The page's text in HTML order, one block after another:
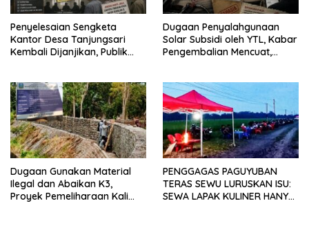
Penyelesaian Sengketa
Kantor Desa Tanjungsari
Kembali Dijanjikan, Publik
Dugaan Penyalahgunaan
Solar Subsidi oleh YTL, Kabar
Pengembalian Mencuat,
Dugaan Gunakan Material
Ilegal dan Abaikan K3,
Proyek Pemeliharaan Kali
PENGGAGAS PAGUYUBAN
TERAS SEWU LURUSKAN ISU:
SEWA LAPAK KULINER HANYA